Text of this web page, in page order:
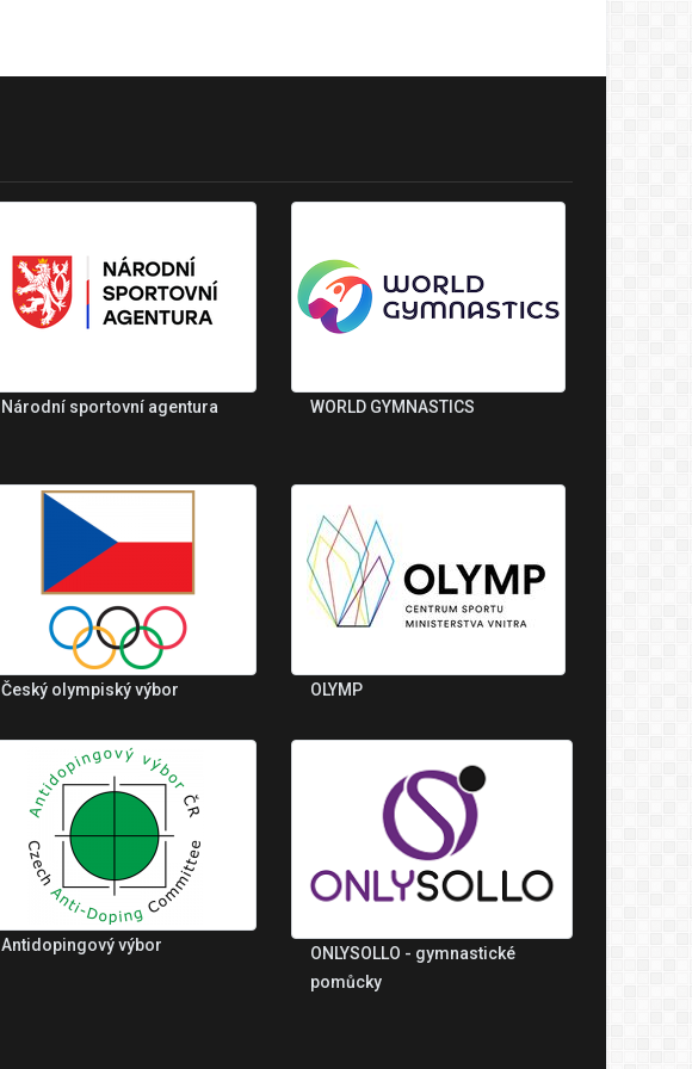
Národní sportovní agentura WORLD GYMNASTICS
Český olympiský výbor OLYMP
Antidopingový výbor
ONLYSOLLO - gymnastické
pomůcky